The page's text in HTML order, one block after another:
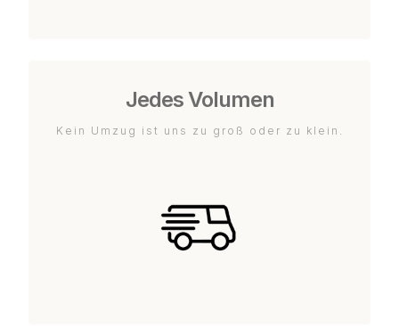
Jedes Volumen
Kein Umzug ist uns zu groß oder zu klein.